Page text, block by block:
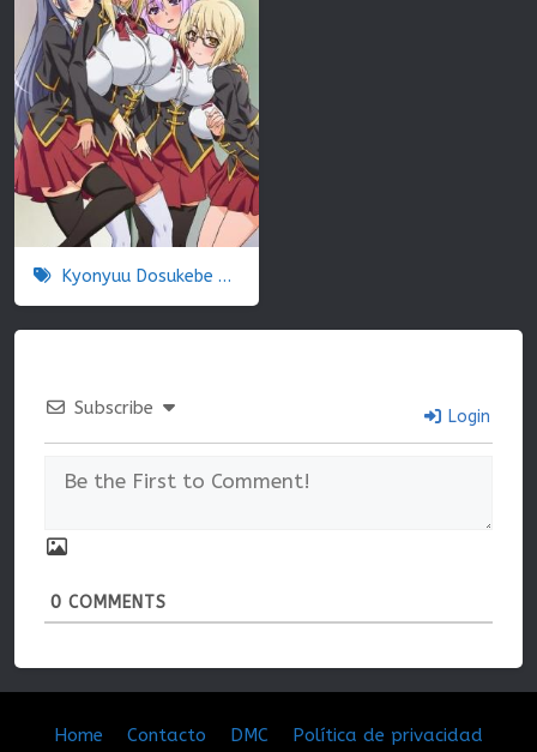
Kyonyuu Dosukebe Gakuen
Subscribe Login
0 COMMENTS
Home Contacto DMC Política de privacidad